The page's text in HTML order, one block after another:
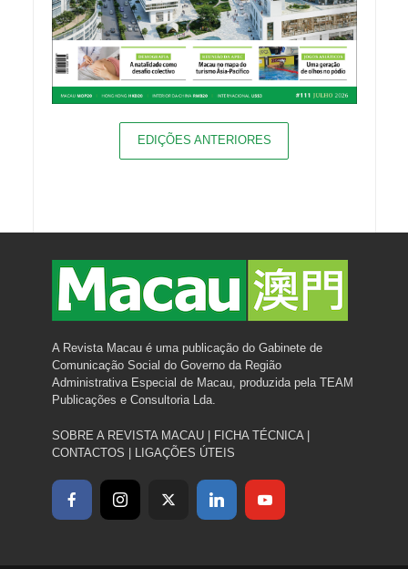
EDIÇÕES ANTERIORES
A Revista Macau é uma publicação do Gabinete de
Comunicação Social do Governo da Região
Administrativa Especial de Macau, produzida pela TEAM
Publicações e Consultoria Lda.
SOBRE A REVISTA MACAU| FICHA TÉCNICA|
CONTACTOS
LIGAÇÕES ÚTEIS